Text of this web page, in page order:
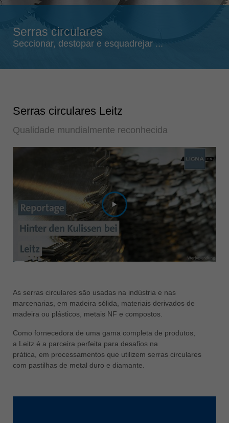
Singapore
Slovenija
slovenski
türkçe
USA
english
Việt Nam
tiếng việt
中国
中文
ประเทศไทย
ไทย
Serras circulares
Seccionar, destopar e esquadrejar ...
Serras circulares Leitz
Qualidade mundialmente reconhecida
As serras circulares são usadas na indústria e nas
marcenarias, em madeira sólida, materiais derivados de
madeira ou plásticos, metais NF e compostos.
Como fornecedora de uma gama completa de produtos,
a Leitz é a parceira perfeita para desafios na
prática, em processamentos que utilizem serras circulares
com pastilhas de metal duro e diamante.